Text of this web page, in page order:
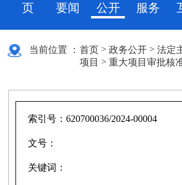
页
要闻
公开
服务
当前位置 ： 首页 >政务公开 >法定
项目 >重大项目审批核
索引号：620700036/2024-00004
文号：
关键词：